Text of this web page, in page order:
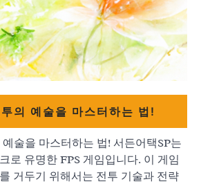
의 예술을 마스터하는 법!
술을 마스터하는 법! 서든어택SP는
로 유명한 FPS 게임입니다. 이 게임
거두기 위해서는 전투 기술과 전략